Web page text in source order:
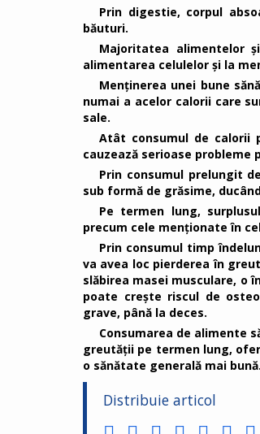
Prin digestie, corpul
băuturi.
Majoritatea alimentelor
alimentarea celulelor și la
Menținerea unei bune
numai a acelor calorii care
sale.
Atât consumul de calorii
cauzează serioase
Prin consumul prelungit
sub formă de grăsime,
Pe termen lung,
precum cele menționate în
Prin consumul timp
va avea loc pierderea în
slăbirea masei musculare, o
poate crește riscul de
grave, până la deces.
Consumarea de alimente
greutății pe termen lung,
o sănătate generală mai bună.
Distribuie articol